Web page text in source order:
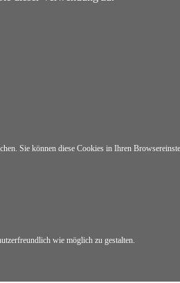
Sie können diese Cookies in Ihren
wie möglich zu gestalten.